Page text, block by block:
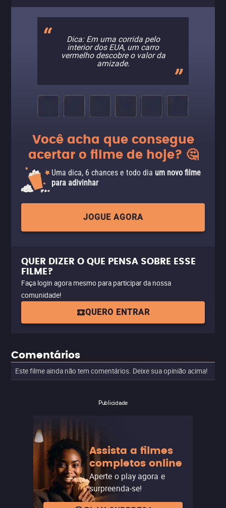
Dica: Em uma corrida pelo
interior dos EUA, um carro
vermelho descobre o valor da
amizade.
Você acha que consegue
acertar o filme de hoje? 🤔
Uma dica, 6 chances e todo dia um novo filme
para adivinhar
JOGUE AGORA
QUER DIZER O QUE PENSA SOBRE ESSE
FILME?
Faça login agora mesmo para participar da nossa
comunidade!
QUERO ENTRAR
Comentários
Este filme ainda não tem comentários. Deixe sua opinião acima!
Publicidade
Assista a filmes
completos online
Aperte o play agora e
surpreenda-se!